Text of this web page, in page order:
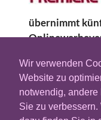
Wir verwenden
Website zu
notwendig,
Sie zu
übernimmt
Die Webpage
soll monatlich
Unique User
Premium
klassische